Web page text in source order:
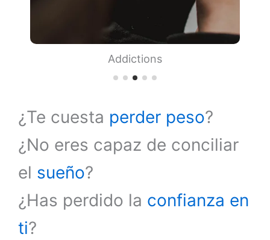
Addictions
¿Te cuesta perder peso?
¿No eres capaz de conciliar
el sueño?
¿Has perdido la confianza en
ti?